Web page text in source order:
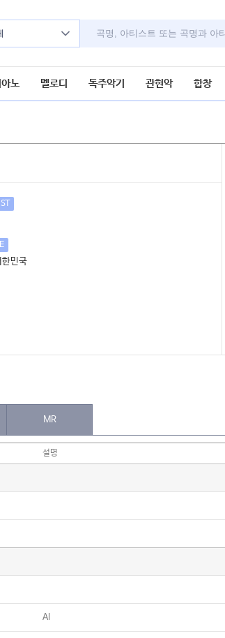
노 멜로디 독주악기 관현악 합창
민국
MR
설명
Al